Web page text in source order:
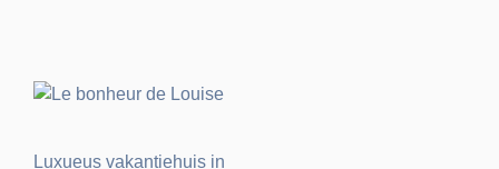
Luxueus vakantiehuis in